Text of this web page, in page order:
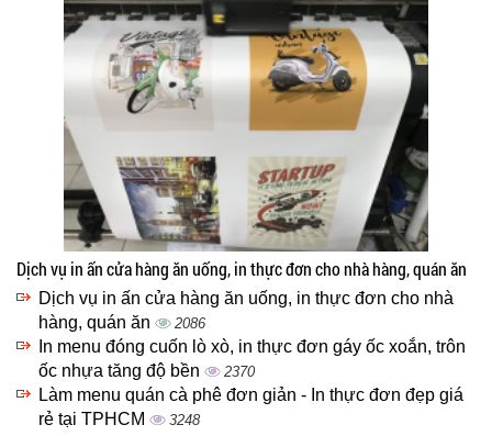
Dịch vụ in ấn cửa hàng ăn uống, in thực đơn cho nhà hàng, quán ăn
Dịch vụ in ấn cửa hàng ăn uống, in thực đơn cho nhà
hàng, quán ăn
2086
In menu đóng cuốn lò xò, in thực đơn gáy ốc xoắn, trôn
ốc nhựa tăng độ bền
2370
Làm menu quán cà phê đơn giản - In thực đơn đẹp giá
rẻ tại TPHCM
3248